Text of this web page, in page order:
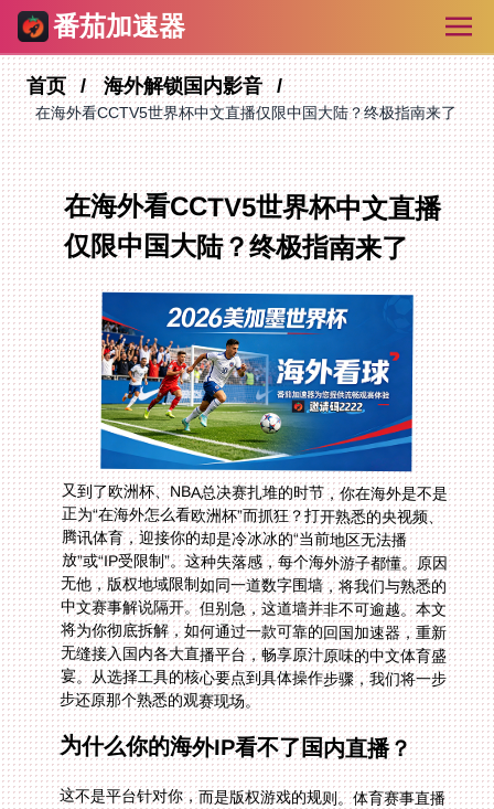
番茄加速器
首页 海外解锁国内影音
在海外看CCTV5世界杯中文直播仅限中国大陆？终极指南来了
在海外看CCTV5世界杯中文直播
仅限中国大陆？终极指南来了
又到了欧洲杯、NBA总决赛扎堆的时节，你在海外是不是
正为“在海外怎么看欧洲杯”而抓狂？打开熟悉的央视频、
腾讯体育，迎接你的却是冷冰冰的“当前地区无法播
放”或“IP受限制”。这种失落感，每个海外游子都懂。原因
无他，版权地域限制如同一道数字围墙，将我们与熟悉的
中文赛事解说隔开。但别急，这道墙并非不可逾越。本文
将为你彻底拆解，如何通过一款可靠的回国加速器，重新
无缝接入国内各大直播平台，畅享原汁原味的中文体育盛
宴。从选择工具的核心要点到具体操作步骤，我们将一步
步还原那个熟悉的观赛现场。
为什么你的海外IP看不了国内直播？
这不是平台针对你，而是版权游戏的规则。体育赛事直播
权通常按国家或地区出售。爱奇艺、腾讯视频、咪咕视频
等平台购买的播放权，合同白纸黑字写着“仅限中国大陆
地区”。当你身处海外，你的网络IP地址暴露了你的位